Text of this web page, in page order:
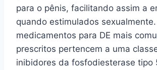
para o pênis, facilitando assim a
quando estimulados sexualmente.
medicamentos para DE mais
prescritos pertencem a uma
inibidores da fosfodiesterase tipo